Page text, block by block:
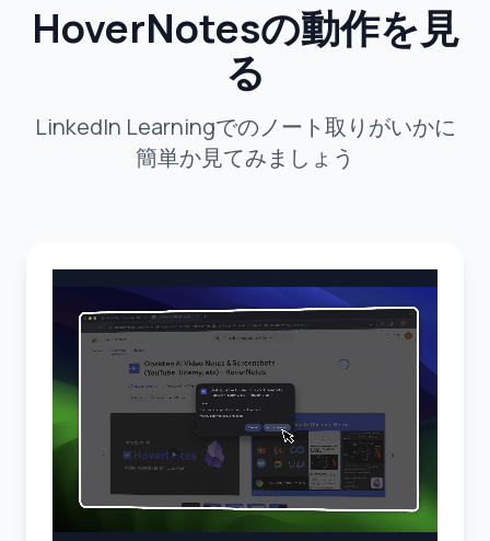
HoverNotesの動作を見
る
LinkedIn Learningでのノート取りがいかに
簡単か見てみましょう